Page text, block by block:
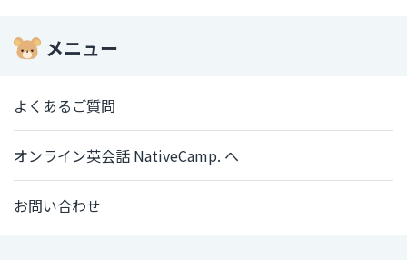
メニュー
よくあるご質問
オンライン英会話 NativeCamp. へ
お問い合わせ